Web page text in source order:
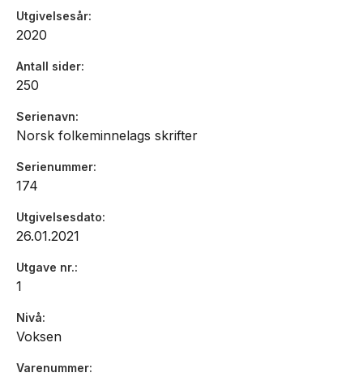
Utgivelsesår
2020
Antall sider
250
Serienavn
Norsk folkeminnelags skrifter
Serienummer
174
Utgivelsesdato
26.01.2021
Utgave nr.
1
Nivå
Voksen
Varenummer